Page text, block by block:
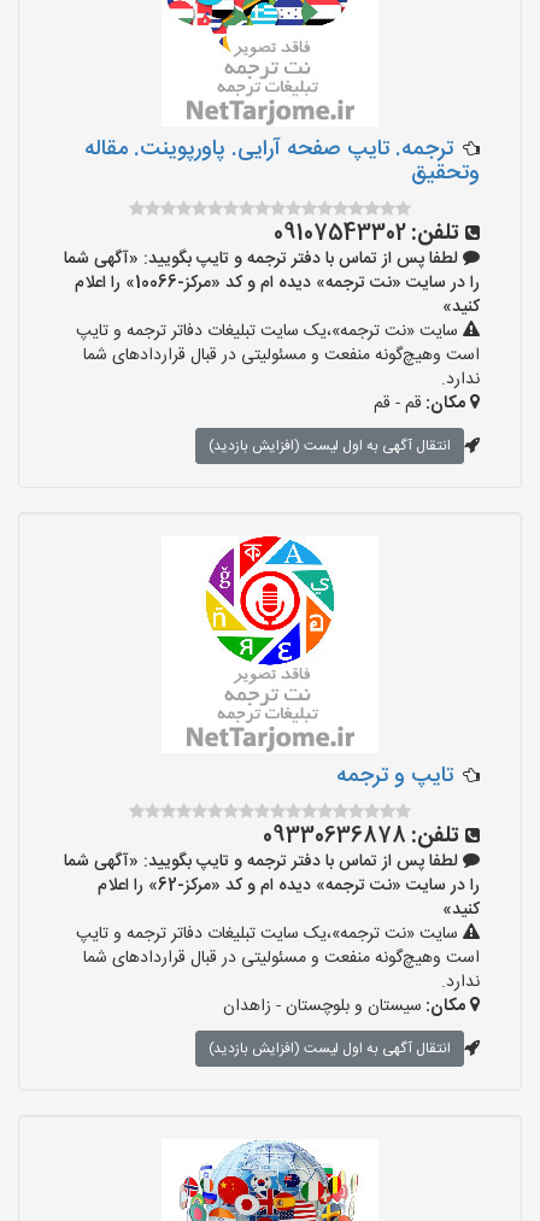
ترجمه. تایپ صفحه آرایی. پاورپوینت. مقاله
وتحقیق
تلفن:09107543302
لطفا پس از تماس با دفتر ترجمه و تایپ بگویید: «آگهی شما
را در سایت «نت ترجمه» دیده ام و کد «مرکز-10066» را اعلام
کنید»
سایت «نت ترجمه»،یک سایت تبلیغات دفاتر ترجمه و تایپ
است وهیچ‌گونه منفعت و مسئولیتی در قبال قراردادهای شما
ندارد.
مکان: قم - قم
انتقال آگهی به اول لیست (افزایش بازدید)
تایپ و ترجمه
تلفن: 09330636878
لطفا پس از تماس با دفتر ترجمه و تایپ بگویید: «آگهی شما
را در سایت «نت ترجمه» دیده ام و کد «مرکز-62» را اعلام
کنید»
سایت «نت ترجمه»،یک سایت تبلیغات دفاتر ترجمه و تایپ
است وهیچ‌گونه منفعت و مسئولیتی در قبال قراردادهای شما
ندارد.
مکان: سیستان و بلوچستان - زاهدان
انتقال آگهی به اول لیست (افزایش بازدید)